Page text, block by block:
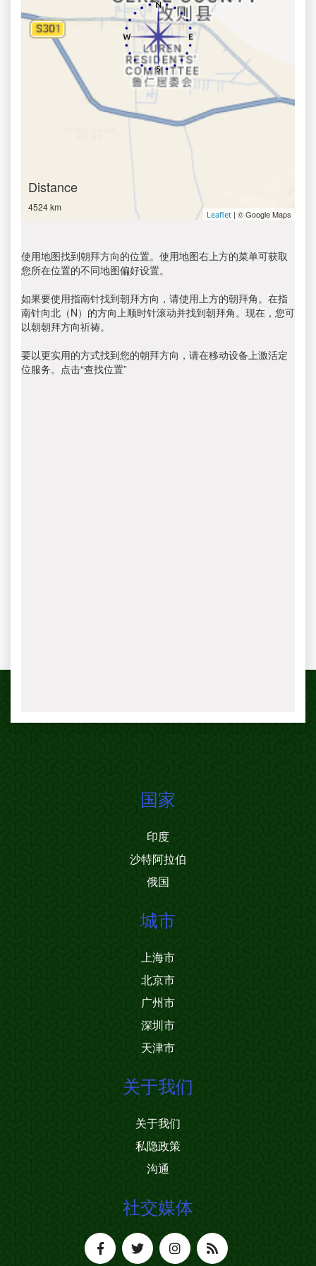
Distance
4524 km
Leaflet | © Google Maps
使用地图找到朝拜方向的位置。使用地图右上方的菜单可获取
您所在位置的不同地图偏好设置。
如果要使用指南针找到朝拜方向，请使用上方的朝拜角。在指
南针向北（N）的方向上顺时针滚动并找到朝拜角。现在，您可
以朝朝拜方向祈祷。
要以更实用的方式找到您的朝拜方向，请在移动设备上激活定
位服务。点击“查找位置”
国家
印度
沙特阿拉伯
俄国
城市
上海市
北京市
广州市
深圳市
天津市
关于我们
关于我们
私隐政策
沟通
社交媒体